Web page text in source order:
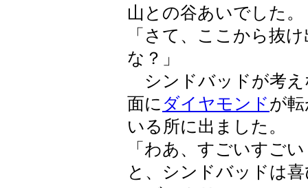
山との谷あいでした。
「さて、ここから抜
な？」
シンドバッドが考え
面に ダイヤモンドが
いる所に出ました。
「わあ、すごいすご
と、シンドバッドは